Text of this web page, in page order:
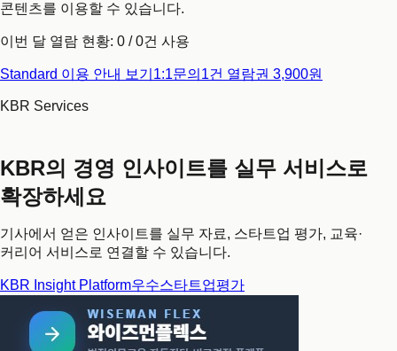
콘텐츠를 이용할 수 있습니다.
이번 달 열람 현황: 0 /0건 사용
Standard 이용 안내 보기 1:1문의 1건 열람권 3,900원
KBR Services
KBR의 경영 인사이트를 실무 서비스로
확장하세요
기사에서 얻은 인사이트를 실무 자료, 스타트업 평가, 교육·
커리어 서비스로 연결할 수 있습니다.
KBR Insight Platform우수스타트업평가